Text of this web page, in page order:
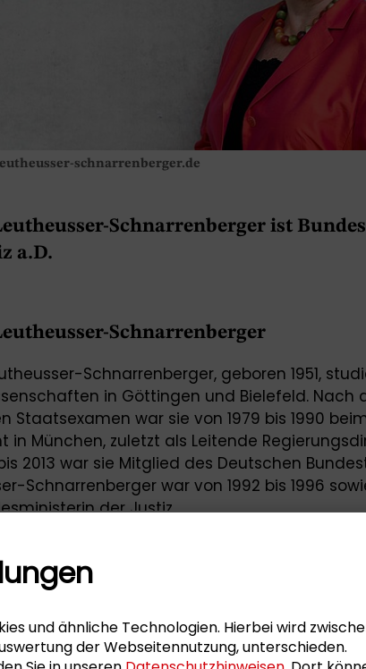
schnarrenberger.de
Schnarrenberger ist
a.D.
Schnarrenberger
Schnarrenberger, geboren 1951,
in Göttingen und Bielefeld. Nach
Staatsexamen war sie von 1979 bis 1990
in München, zuletzt als Leitende
2013 war sie Mitglied des Deutschen
Schnarrenberger war von 1992 bis 1996
der Justiz.
zum „Recht auf Vergessen“ an. Sie ist seit
der Friedrich-Naumann-Stiftung für die
Plenum zum Thema„Ordnung von
Netz: ein Theorie-Praxis-Dialog“beim
und ähnliche Technologien. Hierbei wird
der Webseitennutzung, unterschieden.